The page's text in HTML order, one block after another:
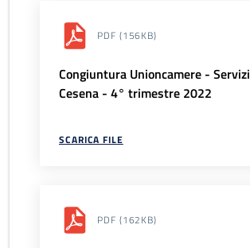
PDF (156KB)
Congiuntura Unioncamere -
Cesena - 4° trimestre 2022
SCARICA FILE
PDF (162KB)